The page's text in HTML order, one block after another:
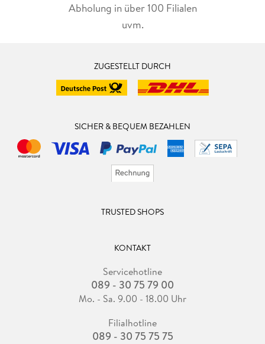
Abholung in über 100 Filialen
uvm.
ZUGESTELLT DURCH
SICHER & BEQUEM BEZAHLEN
TRUSTED SHOPS
KONTAKT
Servicehotline
089 - 30 75 79 00
Mo. - Sa. 9.00 - 18.00 Uhr
Filialhotline
089 - 30 75 75 75